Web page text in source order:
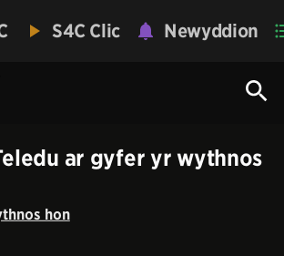
S4C Clic Newyddion
ar gyfer yr wythnos
hon